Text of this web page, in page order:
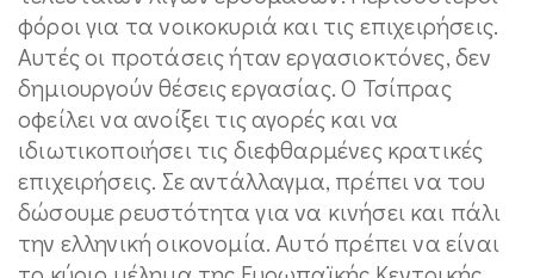
φόροι για τα νοικοκυριά και τις επιχειρήσεις.
Αυτές οι προτάσεις ήταν εργασιοκτόνες, δεν
δημιουργούν θέσεις εργασίας. Ο Τσίπρας
οφείλει να ανοίξει τις αγορές και να
ιδιωτικοποιήσει τις διεφθαρμένες κρατικές
επιχειρήσεις. Σε αντάλλαγμα, πρέπει να του
δώσουμε ρευστότητα για να κινήσει και πάλι
την ελληνική οικονομία. Αυτό πρέπει να είναι